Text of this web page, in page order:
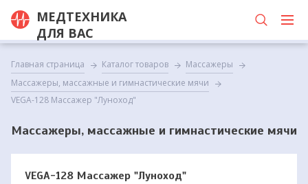
МЕДТЕХНИКА
ДЛЯ ВАС
Главная страница Каталог товаров
Массажеры
Массажеры, массажные и гимнастические мячи
VEGA-128 Массажер "Луноход"
Массажеры, массажные и гимнастические мячи
VEGA-128 Массажер "Луноход"